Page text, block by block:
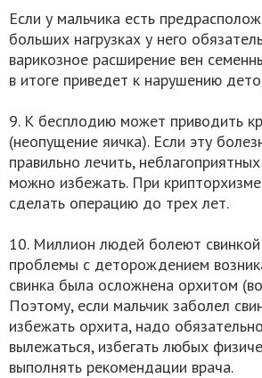
Если у мальчика есть
больших нагрузках у него
варикозное расширение вен
в итоге приведет к нарушению
9. К бесплодию может приводить
(неопущение яичка). Если эту
правильно лечить,
можно избежать. При
сделать операцию до трех лет.
10. Миллион людей болеют свинкой
проблемы с деторождением
свинка была осложнена орхитом
Поэтому, если мальчик заболел
избежать орхита, надо
вылежаться, избегать любых
выполнять рекомендации врача.